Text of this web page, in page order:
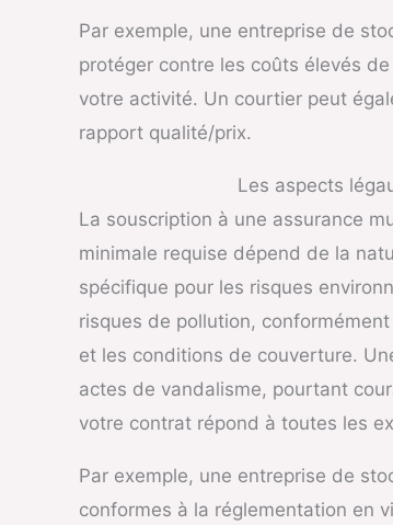
Par exemple, une entreprise de
protéger contre les coûts élevés
votre activité. Un courtier peut
rapport qualité/prix.
Les aspects
La souscription à une assurance
minimale requise dépend de la
spécifique pour les risques
risques de pollution,
et les conditions de couverture.
actes de vandalisme, pourtant
votre contrat répond à toutes les
Par exemple, une entreprise de
conformes à la réglementation en